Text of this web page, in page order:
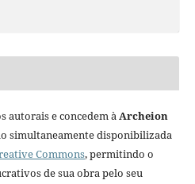
autorais e concedem àArcheion
simultaneamente disponibilizada
Commons, permitindo o
de sua obra pelo seu